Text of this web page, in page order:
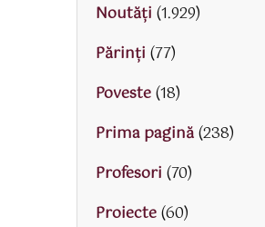
Noutăți (1.929)
Părinţi (77)
Poveste(18)
Prima pagină(238)
Profesori (70)
Proiecte(60)